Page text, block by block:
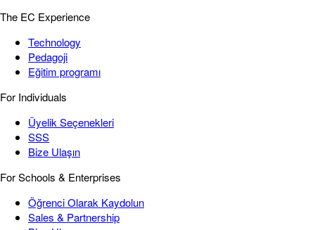
The EC Experience
Technology
Pedagoji
Eğitim programı
For Individuals
Üyelik Seçenekleri
SSS
Bize Ulaşın
For Schools & Enterprises
Öğrenci Olarak Kaydolun
Sales & Partnership